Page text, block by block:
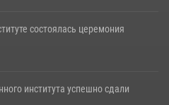
состоялась церемония
института успешно сдали